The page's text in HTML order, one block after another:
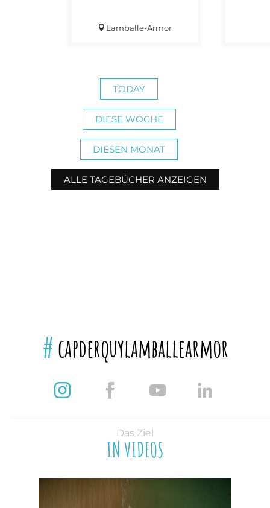
Lamballe-Armor
TODAY
DIESE WOCHE
DIESEN MONAT
ALLE TAGEBÜCHER ANZEIGEN
#capderquylamballearmor
Das Ziel
IN VIDEOS